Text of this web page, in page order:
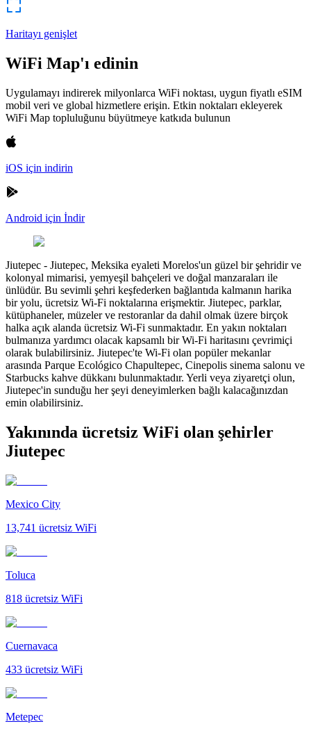
Haritayı genişlet
WiFi Map'ı edinin
Uygulamayı indirerek milyonlarca WiFi noktası, uygun fiyatlı eSIM
mobil veri ve global hizmetlere erişin. Etkin noktaları ekleyerek
WiFi Map topluluğunu büyütmeye katkıda bulunun
iOS için indirin
Android için İndir
Jiutepec - Jiutepec, Meksika eyaleti Morelos'un güzel bir şehridir ve
kolonyal mimarisi, yemyeşil bahçeleri ve doğal manzaraları ile
ünlüdür. Bu sevimli şehri keşfederken bağlantıda kalmanın harika
bir yolu, ücretsiz Wi-Fi noktalarına erişmektir. Jiutepec, parklar,
kütüphaneler, müzeler ve restoranlar da dahil olmak üzere birçok
halka açık alanda ücretsiz Wi-Fi sunmaktadır. En yakın noktaları
bulmanıza yardımcı olacak kapsamlı bir Wi-Fi haritasını çevrimiçi
olarak bulabilirsiniz. Jiutepec'te Wi-Fi olan popüler mekanlar
arasında Parque Ecológico Chapultepec, Cinepolis sinema salonu ve
Starbucks kahve dükkanı bulunmaktadır. Yerli veya ziyaretçi olun,
Jiutepec'in sunduğu her şeyi deneyimlerken bağlı kalacağınızdan
emin olabilirsiniz.
Yakınında ücretsiz WiFi olan şehirler
Jiutepec
Mexico City
13,741 ücretsiz WiFi
Toluca
818 ücretsiz WiFi
Cuernavaca
433 ücretsiz WiFi
Metepec